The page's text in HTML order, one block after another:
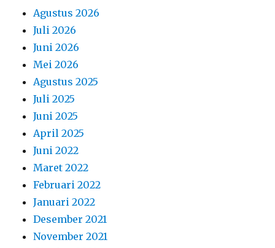
Agustus 2026
Juli 2026
Juni 2026
Mei 2026
Agustus 2025
Juli 2025
Juni 2025
April 2025
Juni 2022
Maret 2022
Februari 2022
Januari 2022
Desember 2021
November 2021